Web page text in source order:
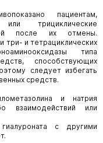
пациентам,
трициклические
после их отмены.
три- и тетрациклических
типа
способствующих
следует избегать
средств.
и натрия
взаимодействий или
с другими